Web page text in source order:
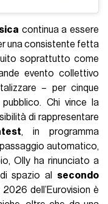
continua a essere
una consistente fetta
soprattutto come
evento collettivo
– per cinque
Chi vince la
di rappresentare
, in programma
automatico,
Olly ha rinunciato a
spazio al secondo
2026 dell’Eurovision è